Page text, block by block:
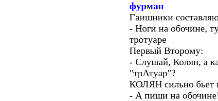
фурман
Гаишники
- Ноги на обочине,
тротуаре
Первый Второму:
- Слушай, Колян, а
"трАтуар"?
КОЛЯН сильно бьет
- А пиши на